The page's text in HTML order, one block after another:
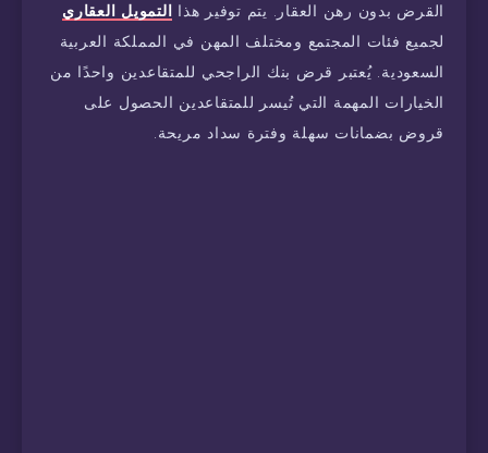
القرض بدون رهن العقار. يتم توفير هذا التمويل العقاري
لجميع فئات المجتمع ومختلف المهن في المملكة العربية
السعودية. يُعتبر قرض بنك الراجحي للمتقاعدين واحدًا من
الخيارات المهمة التي تُيسر للمتقاعدين الحصول على
قروض بضمانات سهلة وفترة سداد مريحة.